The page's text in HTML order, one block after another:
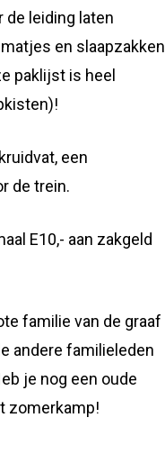
de leiding laten
en slaapzakken
paklijst is heel
een
de trein.
E10,- aan zakgeld
familie van de graaf
andere familieleden
je nog een oude
zomerkamp!